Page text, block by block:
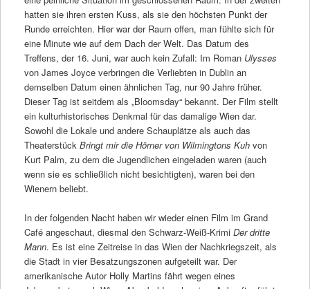
hatten sie ihren ersten Kuss, als sie den höchsten Punkt der
Runde erreichten. Hier war der Raum offen, man fühlte sich für
eine Minute wie auf dem Dach der Welt. Das Datum des
Treffens, der 16. Juni, war auch kein Zufall: Im Roman Ulysses
von James Joyce verbringen die Verliebten in Dublin an
demselben Datum einen ähnlichen Tag, nur 90 Jahre früher.
Dieser Tag ist seitdem als „Bloomsday“ bekannt. Der Film stellt
ein kulturhistorisches Denkmal für das damalige Wien dar.
Sowohl die Lokale und andere Schauplätze als auch das
Theaterstück Bringt mir die Hörner von Wilmingtons Kuhvon
Kurt Palm, zu dem die Jugendlichen eingeladen waren (auch
wenn sie es schließlich nicht besichtigten), waren bei den
Wienern beliebt.
In der folgenden Nacht haben wir wieder einen Film im Grand
Café angeschaut, diesmal den Schwarz-Weiß-Krimi Der dritte
Mann. Es ist eine Zeitreise in das Wien der Nachkriegszeit, als
die Stadt in vier Besatzungszonen aufgeteilt war. Der
amerikanische Autor Holly Martins fährt wegen eines